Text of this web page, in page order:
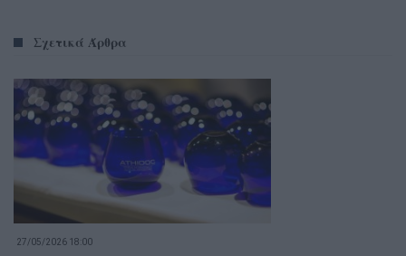
Σχετικά Άρθρα
27/05/2026 18:00